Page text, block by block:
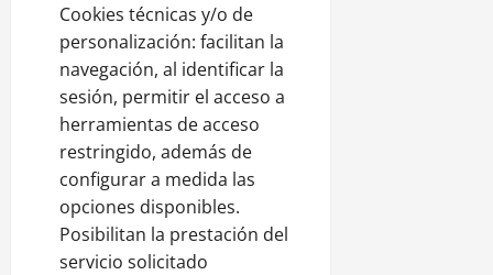
Cookies técnicas y/o de
personalización: facilitan la
navegación, al identificar la
sesión, permitir el acceso a
herramientas de acceso
restringido, además de
configurar a medida las
opciones disponibles.
Posibilitan la prestación del
servicio solicitado